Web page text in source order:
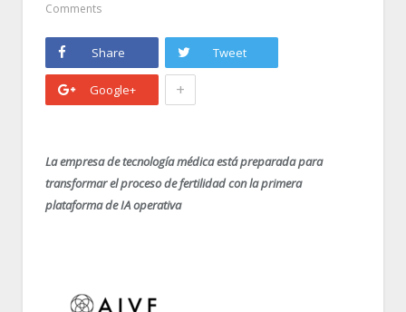
Comments
Share Tweet
Google+ +
La empresa de tecnología médica está preparada para
transformar el proceso de fertilidad con la primera
plataforma de IA operativa